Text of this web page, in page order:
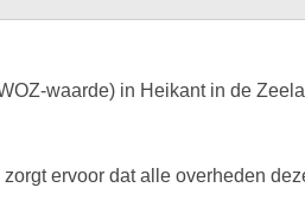
waarde) in Heikant in de
ervoor dat alle overheden